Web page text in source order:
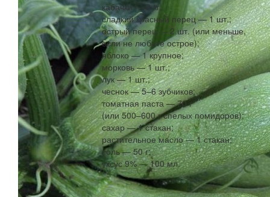
кабачки — 2 кг;
сладкий красный перец — 1 шт.;
острый перец — 2 шт. (или меньше,
если не любите острое);
яблоко — 1 крупное;
морковь — 1 шт.;
лук — 1 шт.;
чеснок — 5–6 зубчиков;
томатная паста — 70 г
(или 500–600 г спелых помидоров);
сахар — 1 стакан;
растительное масло — 1 стакан;
соль — 50 г;
уксус 9% — 100 мл.